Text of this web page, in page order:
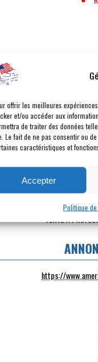
offrir les meilleures
et/ou accéder aux
de traiter des données
Le fait de ne pas consentir ou
caractéristiques et
Accepter
Politique
INTÉRIEUR :
VENTE A
https://